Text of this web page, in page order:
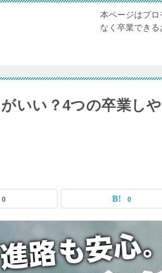
本ページはプ
なく卒業でき
いい？4つの卒業し
0 0